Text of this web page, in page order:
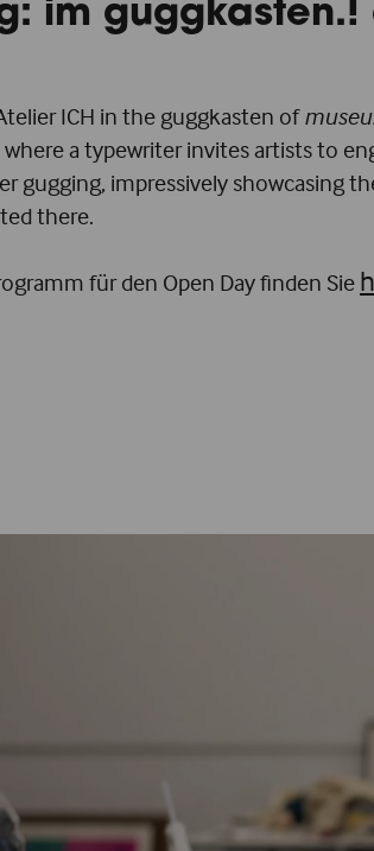
im
ICH in the guggkasten of
a typewriter invites artists to
gugging, impressively showcasing
there.
für den Open Day finden Sie